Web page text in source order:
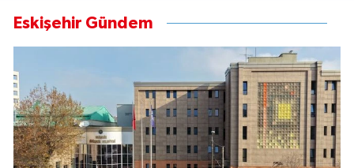
Eskişehir Gündem